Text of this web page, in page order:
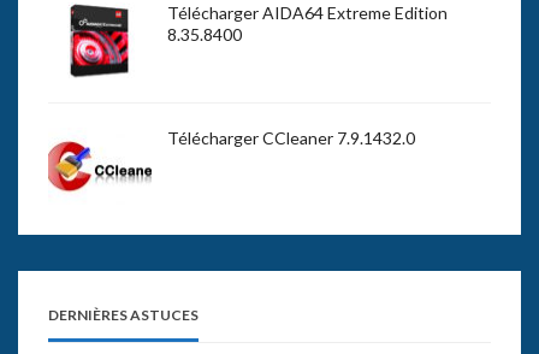
Télécharger AIDA64 Extreme Edition
8.35.8400
Télécharger CCleaner 7.9.1432.0
DERNIÈRES ASTUCES